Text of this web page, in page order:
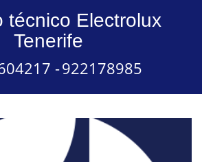
técnico Electrolux
Tenerife
-922178985